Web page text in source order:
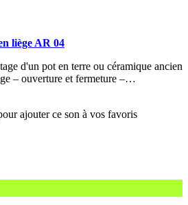
liège AR 04
d'un pot en terre ou céramique ancien
– ouverture et fermeture –…